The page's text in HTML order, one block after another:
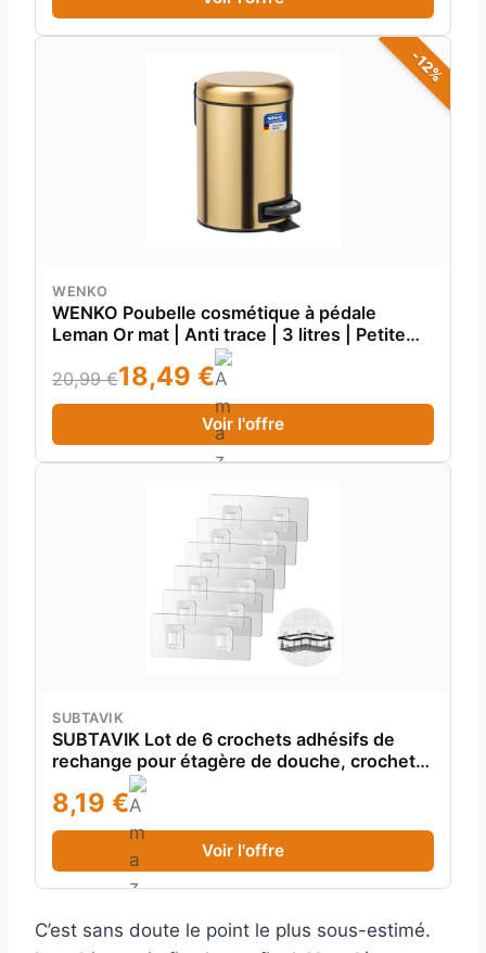
-12%
WENKO
WENKO Poubelle cosmétique à pédale
Leman Or mat | Anti trace | 3 litres | Petite
poubelle pour salle de bain avec support à
sacs poubelle intégré | Acier vernis, finition
mat | 17 x 25 x 22,5cm
20,99 €18,49 €
Voir l'offre
SUBTAVIK
SUBTAVIK Lot de 6 crochets adhésifs de
rechange pour étagère de douche, crochets
adhésifs d'angle transparents 6 x 14 cm,
pour salle de bain, cuisine (pour étagère de
douche à bande métallique)
8,19 €
Voir l'offre
C’est sans doute le point le plus sous-estimé.